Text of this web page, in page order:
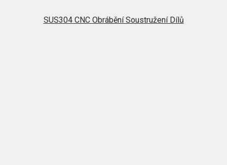
SUS304 CNC Obrábění Soustružení Dílů